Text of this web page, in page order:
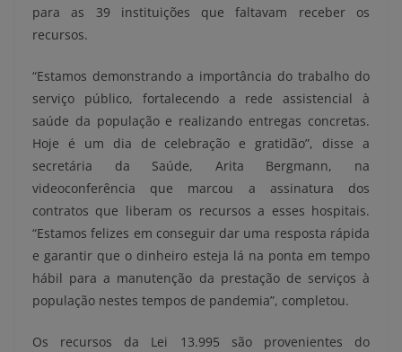
para as 39 instituições que faltavam receber os
recursos.
“Estamos demonstrando a importância do trabalho do
serviço público, fortalecendo a rede assistencial à
saúde da população e realizando entregas concretas.
Hoje é um dia de celebração e gratidão”, disse a
secretária da Saúde, Arita Bergmann, na
videoconferência que marcou a assinatura dos
contratos que liberam os recursos a esses hospitais.
“Estamos felizes em conseguir dar uma resposta rápida
e garantir que o dinheiro esteja lá na ponta em tempo
hábil para a manutenção da prestação de serviços à
população nestes tempos de pandemia”, completou.
Os recursos da Lei 13.995 são provenientes do